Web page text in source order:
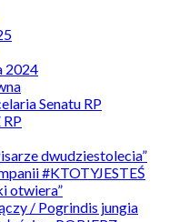
2024
Senatu RP
dwudziestolecia”
#KTOTYJESTEŚ
otwiera”
/ Pogrindis jungia